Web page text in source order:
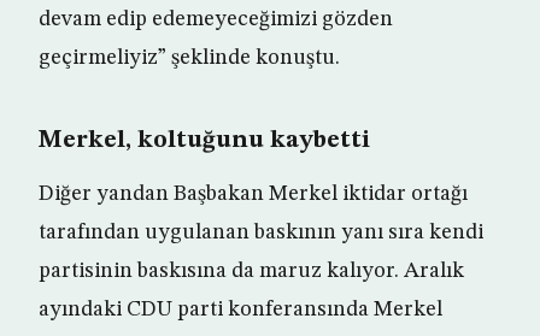
devam edip edemeyeceğimizi gözden
geçirmeliyiz” şeklinde konuştu.
Merkel, koltuğunu kaybetti
Diğer yandan Başbakan Merkel iktidar ortağı
tarafından uygulanan baskının yanı sıra kendi
partisinin baskısına da maruz kalıyor. Aralık
ayındaki CDU parti konferansında Merkel